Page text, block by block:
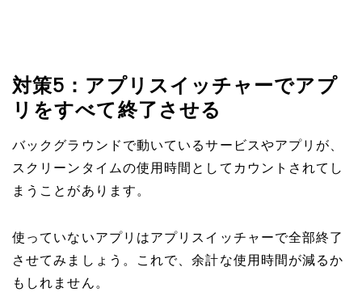
対策5：アプリスイッチャーでアプ
リをすべて終了させる
バックグラウンドで動いているサービスやアプリが、
スクリーンタイムの使用時間としてカウントされてし
まうことがあります。
使っていないアプリはアプリスイッチャーで全部終了
させてみましょう。これで、余計な使用時間が減るか
もしれません。